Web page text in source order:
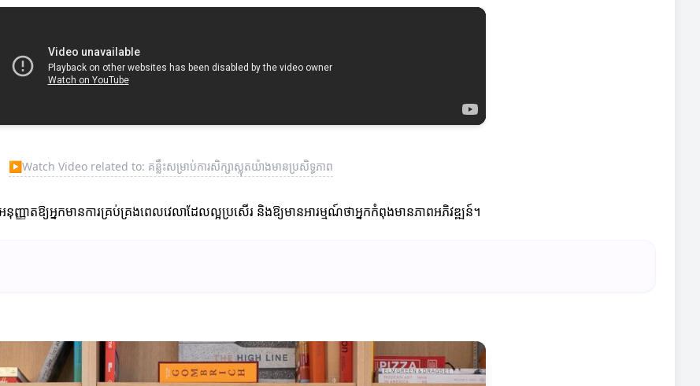
▶Watch Video related to: គន្លឹះសម្រាប់ការសិក្សាស្លុតយ៉ាងមានប្រសិទ្ធភាព
នុញ្ញាតឱ្យអ្នកមានការគ្រប់គ្រងពេលវេលាដែលល្អប្រសើរ និងឱ្យមានអារម្មណ៍ថាអ្នកកំពុងមានភាពអភិវឌ្ឍន៍។